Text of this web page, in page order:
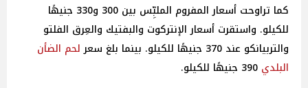
كما تراوحت أسعار المفروم الملبِّس بين 300 و330 جنيهًا
للكيلو. واستقرت أسعار الإنتركوت والبفتيك والعِرق الفلتو
والتربيانكو عند 370 جنيهًا للكيلو. بينما بلغ سعر
لحم الضأن
البلدي